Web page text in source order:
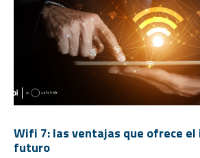
Wifi 7: las ventajas que ofrece
futuro